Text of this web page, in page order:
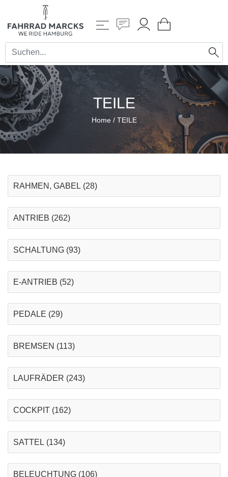
TEILE
Home/ TEILE
RAHMEN, GABEL (28)
ANTRIEB (262)
SCHALTUNG (93)
E-ANTRIEB (52)
PEDALE (29)
BREMSEN (113)
LAUFRÄDER (243)
COCKPIT (162)
SATTEL (134)
BELEUCHTUNG (106)